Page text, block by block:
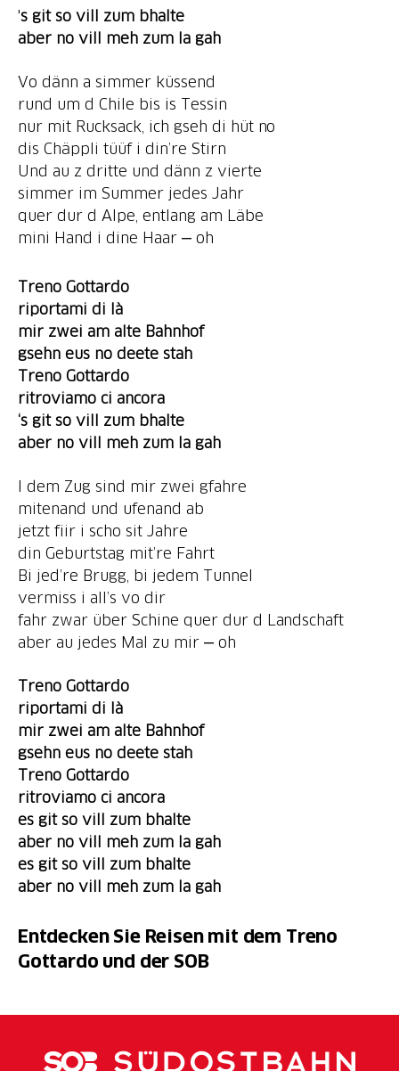
's git so vill zum bhalte
aber no vill meh zum la gah
Vo dänn a simmer küssend
rund um d Chile bis is Tessin
nur mit Rucksack, ich gseh di hüt no
dis Chäppli tüüf i din’re Stirn
Und au z dritte und dänn z vierte
simmer im Summer jedes Jahr
quer dur d Alpe, entlang am Läbe
mini Hand i dine Haar ‒ oh
Treno Gottardo
riportami di là
mir zwei am alte Bahnhof
gsehn eus no deete stah
Treno Gottardo
ritroviamo ci ancora
‘s git so vill zum bhalte
aber no vill meh zum la gah
I dem Zug sind mir zwei gfahre
mitenand und ufenand ab
jetzt fiir i scho sit Jahre
din Geburtstag mit’re Fahrt
Bi jed’re Brugg, bi jedem Tunnel
vermiss i all’s vo dir
fahr zwar über Schine quer dur d Landschaft
aber au jedes Mal zu mir ‒ oh
Treno Gottardo
riportami di là
mir zwei am alte Bahnhof
gsehn eus no deete stah
Treno Gottardo
ritroviamo ci ancora
es git so vill zum bhalte
aber no vill meh zum la gah
es git so vill zum bhalte
aber no vill meh zum la gah
Entdecken Sie Reisen mit dem Treno
Gottardo und der SOB